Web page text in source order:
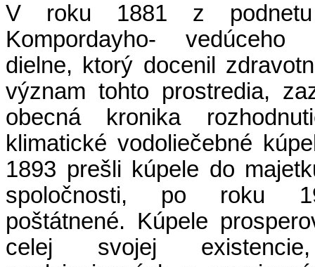
V roku 1881 z podnetu
Kompordayho- vedúceho
dielne, ktorý docenil
význam tohto prostredia,
obecná kronika
klimatické vodoliečebné
1893 prešli kúpele do
spoločnosti, po roku
poštátnené. Kúpele
celej svojej